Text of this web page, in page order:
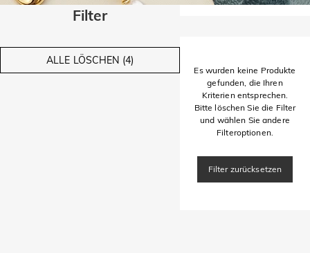
Filter
ALLE LÖSCHEN (4)
Es wurden keine Produkte
gefunden, die Ihren
Kriterien entsprechen.
Bitte löschen Sie die Filter
und wählen Sie andere
Filteroptionen.
Filter zurücksetzen